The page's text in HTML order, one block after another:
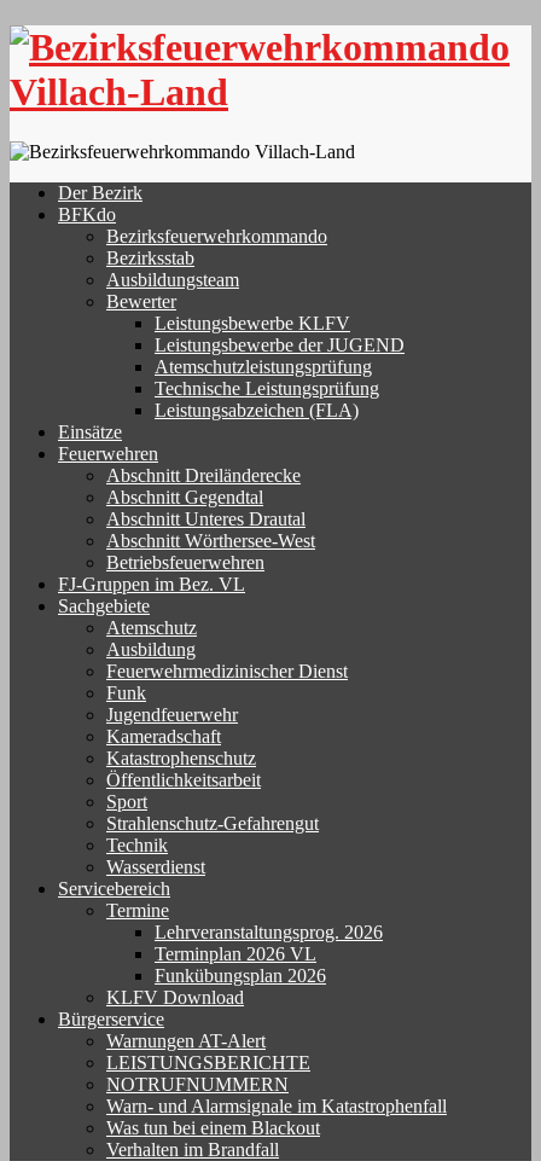
Skip
content
Der Bezirk
BFKdo
Bezirksfeuerwehrkommando
Bezirksstab
Ausbildungsteam
Bewerter
Leistungsbewerbe KLFV
Leistungsbewerbe der JUGEND
Atemschutzleistungsprüfung
Technische Leistungsprüfung
Leistungsabzeichen (FLA)
Einsätze
Feuerwehren
Abschnitt Dreiländerecke
Abschnitt Gegendtal
Abschnitt Unteres Drautal
Abschnitt Wörthersee-West
Betriebsfeuerwehren
FJ-Gruppen im Bez. VL
Sachgebiete
Atemschutz
Ausbildung
Feuerwehrmedizinischer Dienst
Funk
Jugendfeuerwehr
Kameradschaft
Katastrophenschutz
Öffentlichkeitsarbeit
Sport
Strahlenschutz-Gefahrengut
Technik
Wasserdienst
Servicebereich
Termine
Lehrveranstaltungsprog. 2026
Terminplan 2026 VL
Funkübungsplan 2026
KLFV Download
Bürgerservice
Warnungen AT-Alert
LEISTUNGSBERICHTE
NOTRUFNUMMERN
Warn- und Alarmsignale im Katastrophenfall
Was tun bei einem Blackout
Verhalten im Brandfall